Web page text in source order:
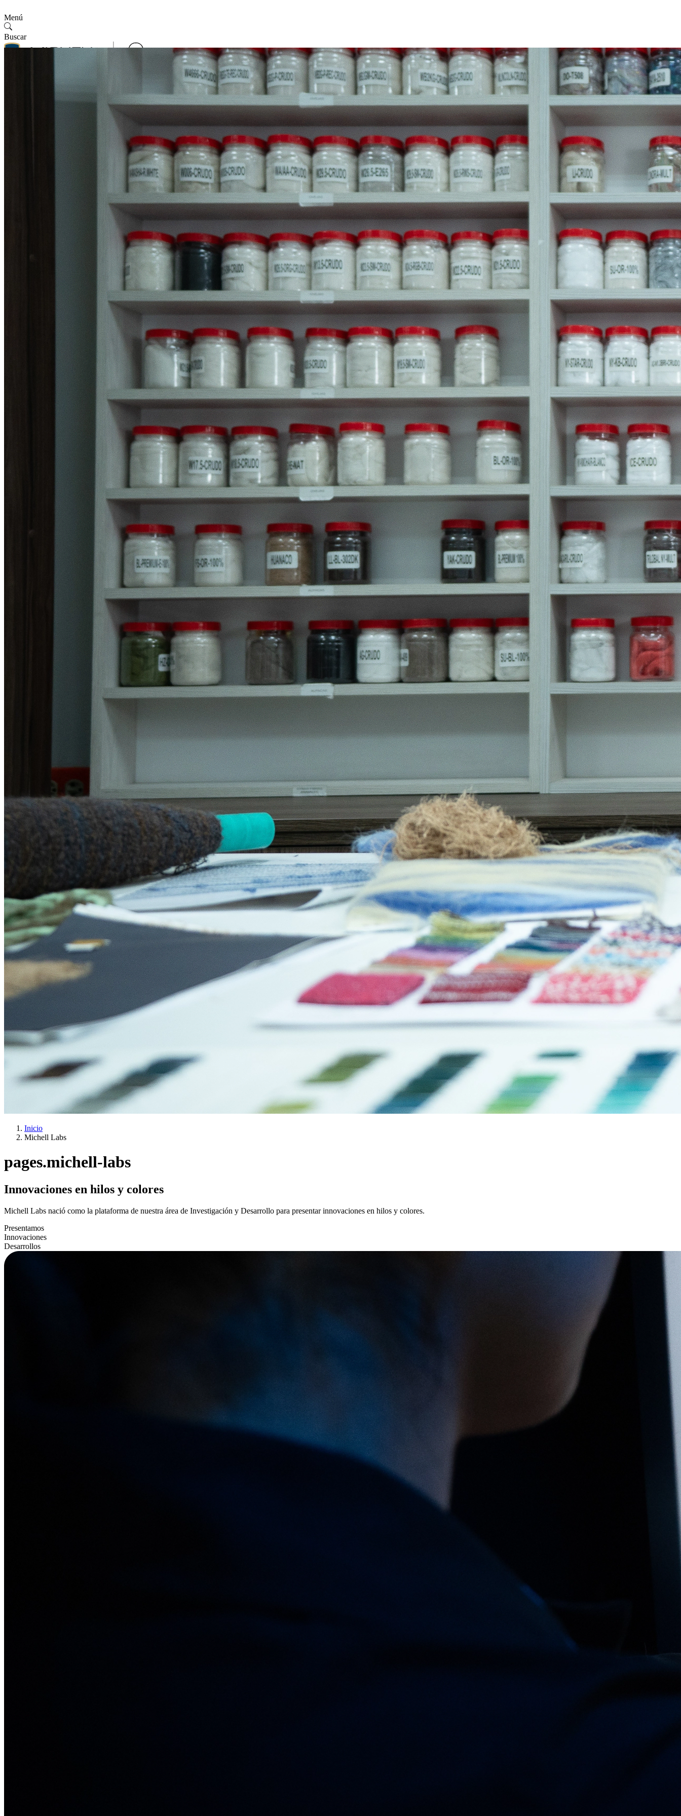
Menú
Buscar
Contáctenos
Contáctenos
Inicio
Michell Labs
pages.michell-labs
Innovaciones en hilos y colores
Michell Labs nació como la plataforma de nuestra área de Investigación y Desarrollo para presentar innovaciones en hilos y colores.
Presentamos
Innovaciones
Desarrollos